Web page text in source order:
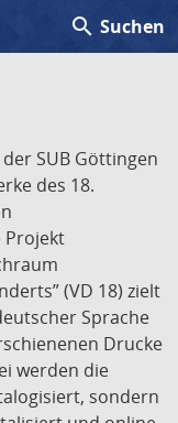
search Suchen
SUB Göttingen
des 18.
Projekt
(VD 18) zielt
Sprache
Drucke
werden die
sondern